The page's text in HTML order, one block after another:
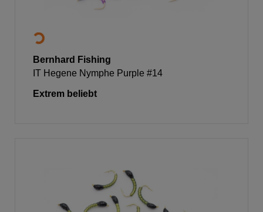
Bernhard Fishing
IT Hegene Nymphe Purple #14
Extrem beliebt